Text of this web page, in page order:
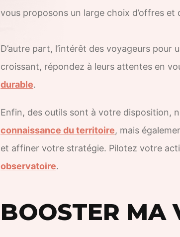
vous proposons un large choix d’offres et
D’autre part, l’intérêt des voyageurs pour
croissant, répondez à leurs attentes en
durable.
Enfin, des outils sont à votre disposition,
connaissance du territoire, mais
et affiner votre stratégie. Pilotez votre
observatoire.
BOOSTER MA